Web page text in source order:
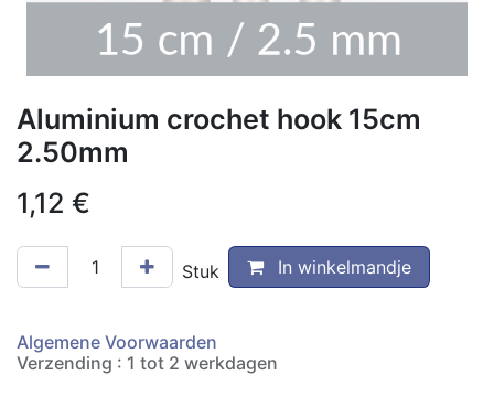
Aluminium crochet hook 15cm
2.50mm
1,12 €
Stuk In winkelmandje
Algemene Voorwaarden
Verzending : 1 tot 2 werkdagen